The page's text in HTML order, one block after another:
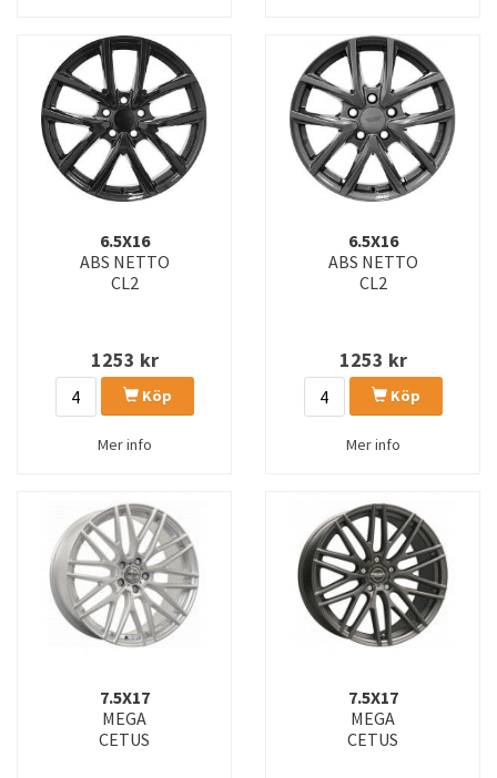
6.5X16
ABS NETTO
CL2
1253 kr
Köp
Mer info
6.5X16
ABS NETTO
CL2
1253 kr
Köp
Mer info
7.5X17
MEGA
CETUS
7.5X17
MEGA
CETUS